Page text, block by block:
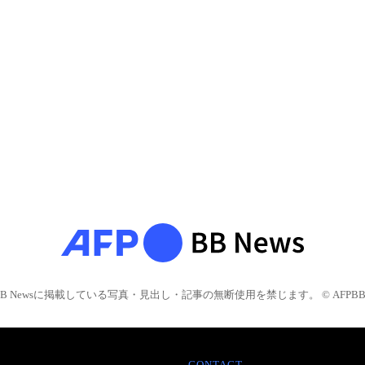
Newsに掲載している写真・見出し・記事の無断使用を禁じます。 © AFPBB